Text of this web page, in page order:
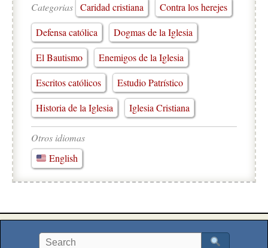
Categorias Caridad cristiana
Contra los herejes
Defensa católica
Dogmas de la Iglesia
El Bautismo
Enemigos de la Iglesia
Escritos católicos
Estudio Patrístico
Historia de la Iglesia
Iglesia Cristiana
Otros idiomas
English